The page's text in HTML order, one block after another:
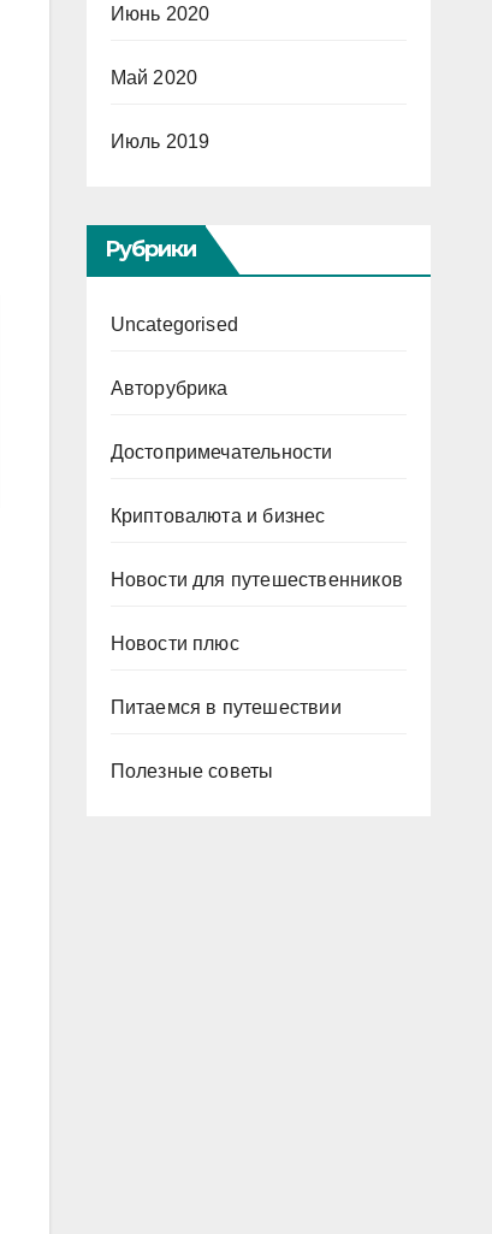
Июнь 2020
Май 2020
Июль 2019
Рубрики
Uncategorised
Авторубрика
Достопримечательности
Криптовалюта и бизнес
Новости для путешественников
Новости плюс
Питаемся в путешествии
Полезные советы